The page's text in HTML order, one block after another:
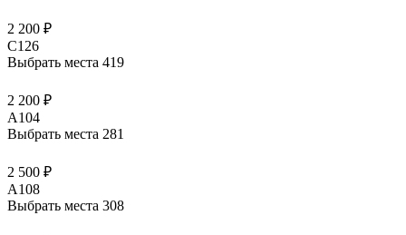
2 200 ₽
C126
Выбрать места 419
2 200 ₽
A104
Выбрать места 281
2 500 ₽
A108
Выбрать места 308